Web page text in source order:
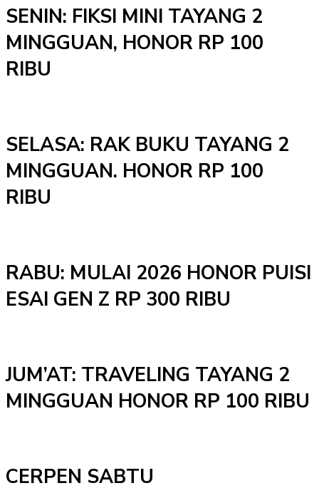
SENIN: FIKSI MINI TAYANG 2
MINGGUAN, HONOR RP 100
RIBU
SELASA: RAK BUKU TAYANG 2
MINGGUAN. HONOR RP 100
RIBU
RABU: MULAI 2026 HONOR PUISI
ESAI GEN Z RP 300 RIBU
JUM’AT: TRAVELING TAYANG 2
MINGGUAN HONOR RP 100 RIBU
CERPEN SABTU